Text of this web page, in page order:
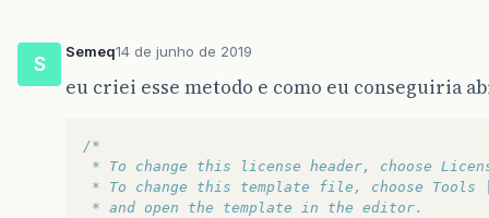
S
Semeq14 de junho de 2019
eu criei esse metodo e como eu conseguiria
/*
* To change this license header, choose
* To change this template file, choose Tools |
* and open the template in the editor.